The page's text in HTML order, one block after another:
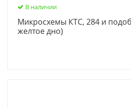
В наличии
Микросхемы КТС, 284 и
желтое дно)